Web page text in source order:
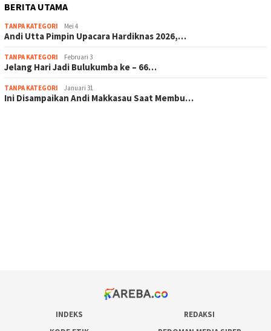
BERITA UTAMA
TANPA KATEGORI Mei 4
Andi Utta Pimpin Upacara Hardiknas 2026,…
TANPA KATEGORI Februari 3
Jelang Hari Jadi Bulukumba ke – 66…
TANPA KATEGORI Januari 31
Ini Disampaikan Andi Makkasau Saat Membu…
INDEKS
REDAKSI